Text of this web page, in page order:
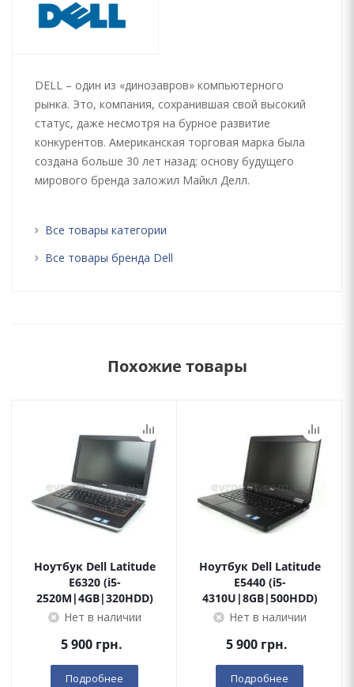
DELL – один из «динозавров» компьютерного
рынка. Это, компания, сохранившая свой высокий
статус, даже несмотря на бурное развитие
конкурентов. Американская торговая марка была
создана больше 30 лет назад: основу будущего
мирового бренда заложил Майкл Делл.
Все товары категории
Все товары бренда Dell
Похожие товары
Ноутбук Dell Latitude
E6320 (i5-
2520M|4GB|320HDD)
Нет в наличии
5 900 грн.
Подробнее
Ноутбук Dell Latitude
E5440 (i5-
4310U|8GB|500HDD)
Нет в наличии
5 900 грн.
Подробнее